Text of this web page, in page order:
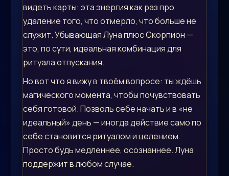
видеть карты: эта энергия как раз про
удаление того, что отмерло, что больше не
служит. Убывающая Луна плюс Скорпион —
это, по сути, идеальная комбинация для
ритуала отпускания.
Но вот что я вижу в твоём вопросе: ты ждёшь
магического момента, чтобы почувствовать
себя готовой. Позволь себе начать и в «не
идеальный» день — иногда действие само по
себе становится ритуалом и целением.
Просто будь медленнее, осознаннее. Луна
поддержит в любом случае.